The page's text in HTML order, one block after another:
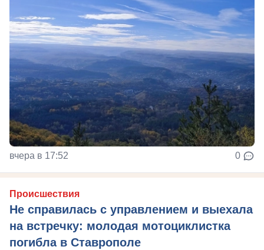
вчера в 17:52 0
Происшествия
Не справилась с управлением и выехала
на встречку: молодая мотоциклистка
погибла в Ставрополе